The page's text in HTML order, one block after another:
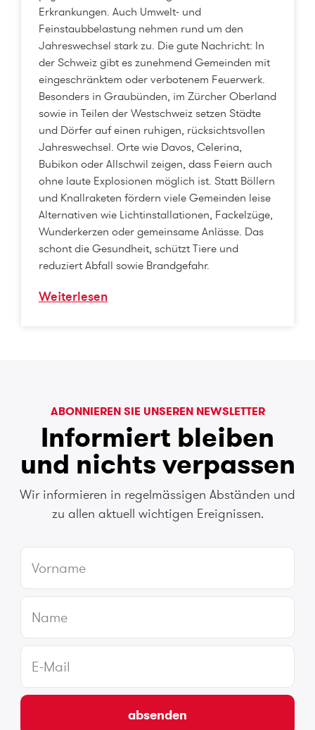
Erkrankungen. Auch Umwelt- und
Feinstaubbelastung nehmen rund um den
Jahreswechsel stark zu. Die gute Nachricht: In
der Schweiz gibt es zunehmend Gemeinden mit
eingeschränktem oder verbotenem Feuerwerk.
Besonders in Graubünden, im Zürcher Oberland
sowie in Teilen der Westschweiz setzen Städte
und Dörfer auf einen ruhigen, rücksichtsvollen
Jahreswechsel. Orte wie Davos, Celerina,
Bubikon oder Allschwil zeigen, dass Feiern auch
ohne laute Explosionen möglich ist. Statt Böllern
und Knallraketen fördern viele Gemeinden leise
Alternativen wie Lichtinstallationen, Fackelzüge,
Wunderkerzen oder gemeinsame Anlässe. Das
schont die Gesundheit, schützt Tiere und
reduziert Abfall sowie Brandgefahr.
Weiterlesen
ABONNIEREN SIE UNSEREN NEWSLETTER
Informiert bleiben
und nichts verpassen
Wir informieren in regelmässigen Abständen und
zu allen aktuell wichtigen Ereignissen.
absenden